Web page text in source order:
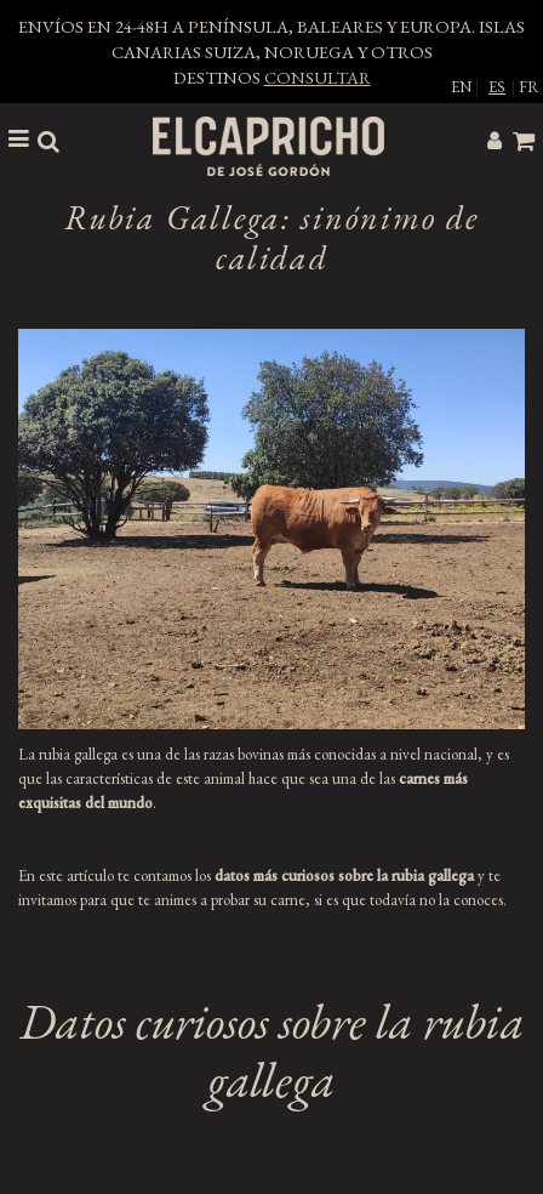
ENVÍOS EN 24-48H A PENÍNSULA, BALEARES Y EUROPA. ISLAS
CANARIAS SUIZA, NORUEGA Y OTROS
DESTINOS CONSULTAR EN | ES |FR
Rubia Gallega: sinónimo de
calidad
La rubia gallega es una de las razas bovinas más conocidas a nivel nacional, y es
que las características de este animal hace que sea una de lascarnes más
exquisitas del mundo.
En este artículo te contamos losdatos más curiosos sobre la rubia gallegay te
invitamos para que te animes a probar su carne, si es que todavía no la conoces.
Datos curiosos sobre la rubia
gallega